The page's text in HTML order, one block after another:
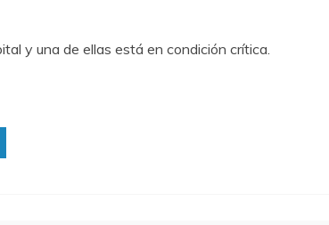
y una de ellas está en condición crítica.